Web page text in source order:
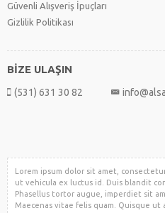
Güvenli Alışveriş İpuçları
Gizlilik Politikası
BİZE ULAŞIN
(531) 631 30 82
Lorem ipsum dolor sit amet,
ut vehicula ex luctus id. Duis blandit
Phasellus tortor augue, imperdiet sit
Maecenas vitae felis quam. Quisque ut